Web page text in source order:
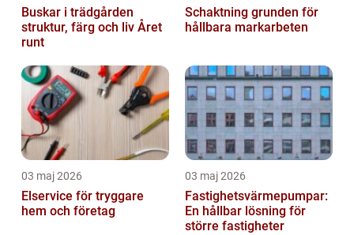
Buskar i trädgården
struktur, färg och liv Året
runt
Schaktning grunden för
hållbara markarbeten
03 maj 2026
Elservice för tryggare
hem och företag
03 maj 2026
Fastighetsvärmepumpar:
En hållbar lösning för
större fastigheter